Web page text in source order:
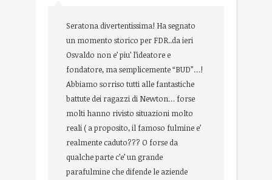
Seratona divertentissima! Ha segnato
un momento storico per FDR..da ieri
Osvaldo non e’ piu’ l’ideatore e
fondatore, ma semplicemente “BUD”…!
Abbiamo sorriso tutti alle fantastiche
battute dei ragazzi di Newton… forse
molti hanno rivisto situazioni molto
reali ( a proposito, il famoso fulmine e’
realmente caduto??? O forse da
qualche parte c’e’ un grande
parafulmine che difende le aziende